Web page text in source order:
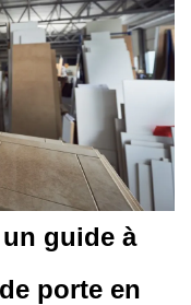
guide à
porte en